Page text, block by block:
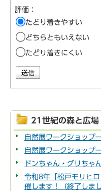
評価：
たどり着きやすい
どちらともいえない
たどり着きにくい
21世紀の森と広場
自然展ワークショップ
自然展ワークショップ
ドンちゃん・グリちゃ
令和8年「松戸モリヒ
催します！（終了しまし